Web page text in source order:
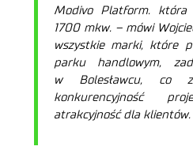
Modivo Platform. która
1700 mkw. – mówi
wszystkie marki, które
parku handlowym,
w Bolesławcu, co
konkurencyjność
atrakcyjność dla klientów.